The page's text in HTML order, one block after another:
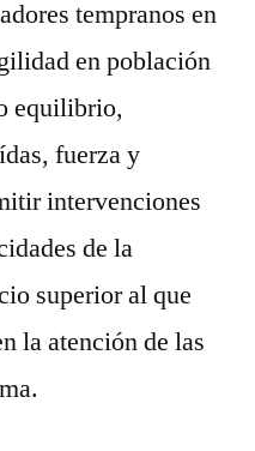
tempranos en
en población
equilibrio,
fuerza y
intervenciones
de la
superior al que
la atención de las